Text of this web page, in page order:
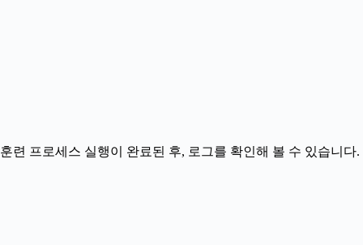
훈련 프로세스 실행이 완료된 후, 로그를 확인해 볼 수 있습니다.